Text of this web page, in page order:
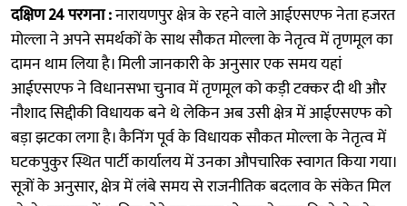
दक्षिण 24 परगना :नारायणपुर क्षेत्र के रहने वाले आईएसएफ नेता हजरत
मोल्ला ने अपने समर्थकों के साथ सौकत मोल्ला के नेतृत्व में तृणमूल का
दामन थाम लिया है। मिली जानकारी के अनुसार एक समय यहां
आईएसएफ ने विधानसभा चुनाव में तृणमूल को कड़ी टक्कर दी थी और
नौशाद सिद्दीकी विधायक बने थे लेकिन अब उसी क्षेत्र में आईएसएफ को
बड़ा झटका लगा है। कैनिंग पूर्व के विधायक सौकत मोल्ला के नेतृत्व में
घटकपुकुर स्थित पार्टी कार्यालय में उनका औपचारिक स्वागत किया गया।
सूत्रों के अनुसार, क्षेत्र में लंबे समय से राजनीतिक बदलाव के संकेत मिल